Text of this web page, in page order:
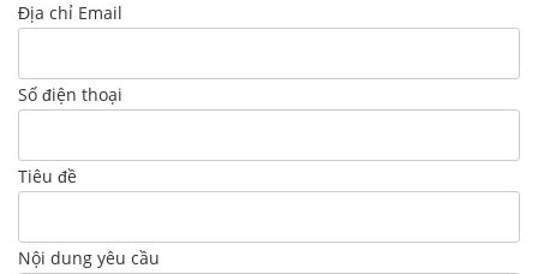
Địa chỉ Email
Số điện thoại
Tiêu đề
Nội dung yêu cầu